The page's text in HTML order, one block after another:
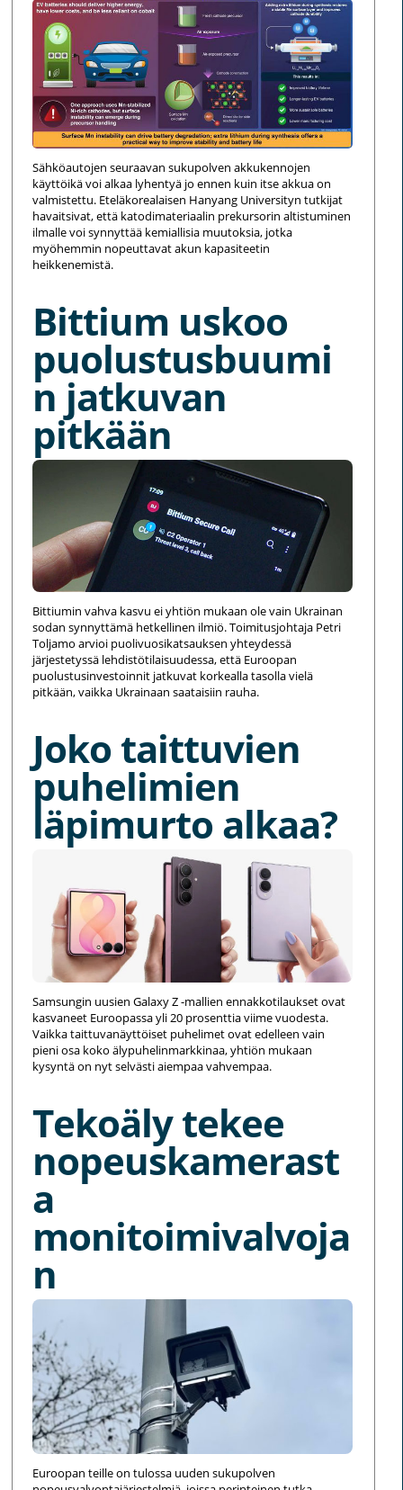
Sähköautojen seuraavan sukupolven akkukennojen
käyttöikä voi alkaa lyhentyä jo ennen kuin itse akkua on
valmistettu. Eteläkorealaisen Hanyang Universityn tutkijat
havaitsivat, että katodimateriaalin prekursorin altistuminen
ilmalle voi synnyttää kemiallisia muutoksia, jotka
myöhemmin nopeuttavat akun kapasiteetin
heikkenemistä.
Bittium uskoo
puolustusbuumi
n jatkuvan
pitkään
Bittiumin vahva kasvu ei yhtiön mukaan ole vain Ukrainan
sodan synnyttämä hetkellinen ilmiö. Toimitusjohtaja Petri
Toljamo arvioi puolivuosikatsauksen yhteydessä
järjestetyssä lehdistötilaisuudessa, että Euroopan
puolustusinvestoinnit jatkuvat korkealla tasolla vielä
pitkään, vaikka Ukrainaan saataisiin rauha.
Joko taittuvien
puhelimien
läpimurto alkaa?
Samsungin uusien Galaxy Z -mallien ennakkotilaukset ovat
kasvaneet Euroopassa yli 20 prosenttia viime vuodesta.
Vaikka taittuvanäyttöiset puhelimet ovat edelleen vain
pieni osa koko älypuhelinmarkkinaa, yhtiön mukaan
kysyntä on nyt selvästi aiempaa vahvempaa.
Tekoäly tekee
nopeuskamerast
a
monitoimivalvoja
n
Euroopan teille on tulossa uuden sukupolven